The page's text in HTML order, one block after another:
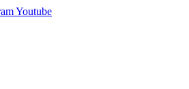
Youtube